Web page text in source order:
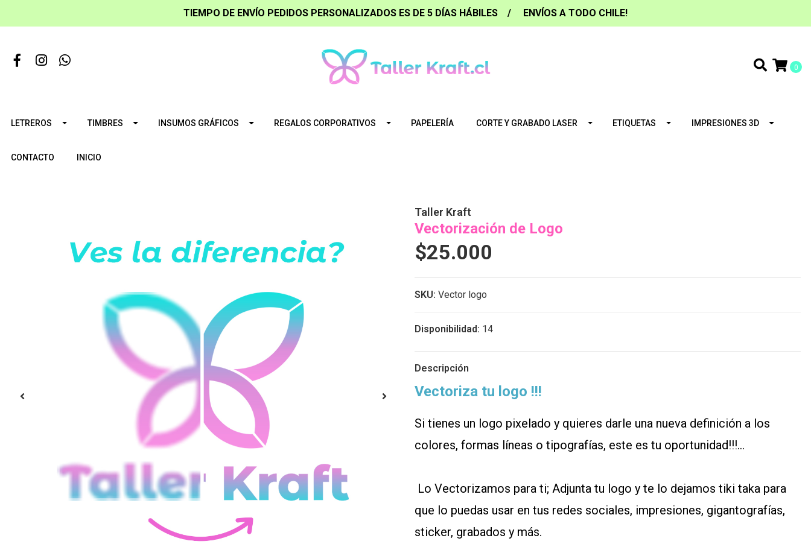
TIEMPO DE ENVÍO PEDIDOS PERSONALIZADOS ES DE 5 DÍAS HÁBILES / ENVÍOS A TODO CHILE!
0
LETREROS TIMBRES INSUMOS GRÁFICOS REGALOS CORPORATIVOS PAPELERÍA CORTE Y GRABADO LASER ETIQUETAS IMPRESIONES 3D
CONTACTO INICIO
Taller Kraft
Vectorización de Logo
$25.000
SKU: Vector logo
Disponibilidad: 14
Descripción
Vectoriza tu logo !!!
Si tienes un logo pixelado y quieres darle una nueva definición a los
colores, formas líneas o tipografías, este es tu oportunidad!!!...
Lo Vectorizamos para ti; Adjunta tu logo y te lo dejamos tiki taka para
que lo puedas usar en tus redes sociales, impresiones, gigantografías,
sticker, grabados y más.